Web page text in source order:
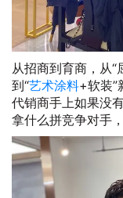
从招商到育商，从“
到“艺术涂料+软装”
代销商手上如果没
拿什么拼竞争对手